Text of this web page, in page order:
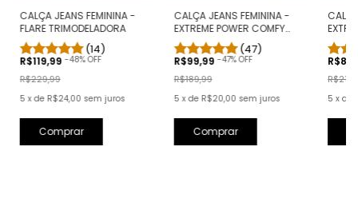
CALÇA JEANS FEMININA -
FLARE TRIMODELADORA
(14)
R$119,99 -48% OFF
R$229,99
5 xde R$24,00 sem juros
Comprar
CALÇA JEANS FEMININA -
EXTREME POWER COMFY
PRETA
(47)
R$99,99 -47% OFF
R$189,99
5 xde R$20,00 sem juros
Comprar
5 x de